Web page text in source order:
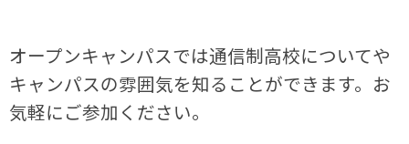
オープンキャンパスでは通信制高校についてや
キャンパスの雰囲気を知ることができます。お
気軽にご参加ください。